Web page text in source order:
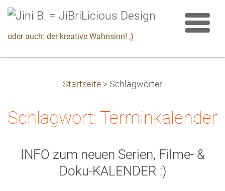
oder auch: der kreative Wahnsinn! ;)
Startseite > Schlagwörter
Schlagwort: Terminkalender
INFO zum neuen Serien, Filme- &
Doku-KALENDER :)